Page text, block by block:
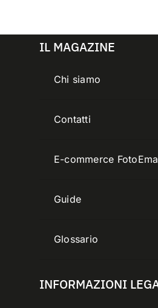
IL MAGAZINE
Chi siamo
Contatti
E-commerce FotoEma
Guide
Glossario
INFORMAZIONI